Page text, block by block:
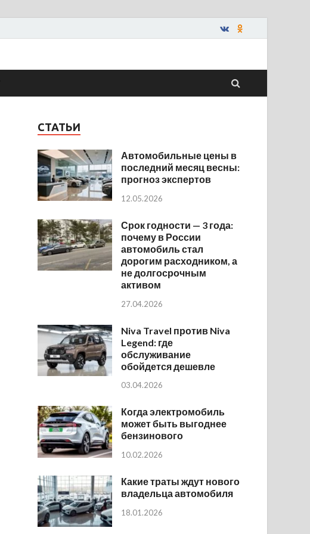
СТАТЬИ
Автомобильные цены в
последний месяц весны:
прогноз экспертов
12.05.2026
Срок годности — 3 года:
почему в России
автомобиль стал
дорогим расходником, а
не долгосрочным
активом
27.04.2026
Niva Travel против Niva
Legend: где
обслуживание
обойдется дешевле
03.04.2026
Когда электромобиль
может быть выгоднее
бензинового
10.02.2026
Какие траты ждут нового
владельца автомобиля
18.01.2026